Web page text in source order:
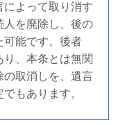
によって取り消す
人を廃除し、後の
可能です。後者
、本条とは無関
の取消しを、遺言
もあります。